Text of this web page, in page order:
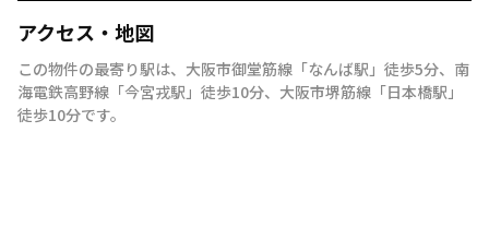
アクセス・地図
この物件の最寄り駅は、 大阪市御堂筋線 「なんば駅 」 徒歩5分、 南
海電鉄高野線 「今宮戎駅 」 徒歩10分、 大阪市堺筋線 「日本橋駅 」
徒歩10分です。